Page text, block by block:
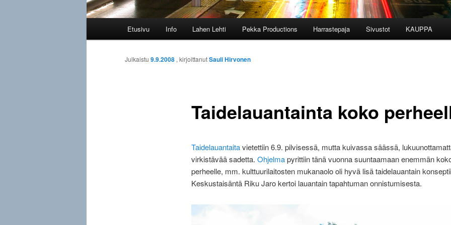
Etusivu Info Lahen Lehti Pekka Productions Harrastepaja Sivustot KAUPPA
Taidelauantainta koko
Julkaistu 9.9.2008 , kirjoittanutSauli Hirvonen
Taidelauantaitavietettiin 6.9. pilvisessä, mutta kuivassa säässä,
virkistävää sadetta. Ohjelmapyrittiin tänä vuonna suuntaamaan enemmän
perheelle, mm. kulttuurilaitosten mukanaolo oli hyvä lisä taidelauantain
Keskustaisäntä Riku Jaro kertoi lauantain tapahtuman onnistumisesta.